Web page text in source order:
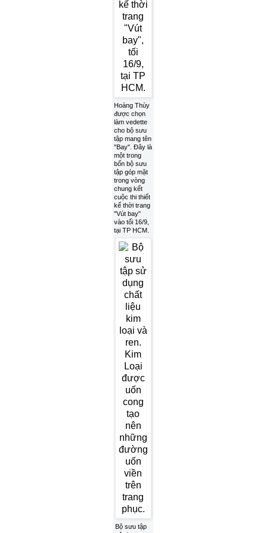
Hoàng Thùy
được chọn
làm vedette
cho bộ sưu
tập mang tên
"Bay". Đây là
một trong
bốn bộ sưu
tập góp mặt
trong vòng
chung kết
cuộc thi thiết
kế thời trang
"Vút bay"
vào tối 16/9,
tại TP HCM.
Bộ sưu tập